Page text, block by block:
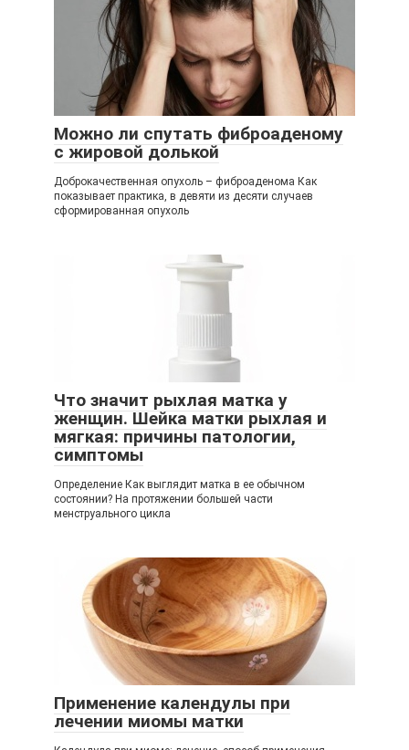
Можно ли спутать фиброаденому
с жировой долькой
Доброкачественная опухоль – фиброаденома Как
показывает практика, в девяти из десяти случаев
сформированная опухоль
Что значит рыхлая матка у
женщин. Шейка матки рыхлая и
мягкая: причины патологии,
симптомы
Определение Как выглядит матка в ее обычном
состоянии? На протяжении большей части
менструального цикла
Применение календулы при
лечении миомы матки